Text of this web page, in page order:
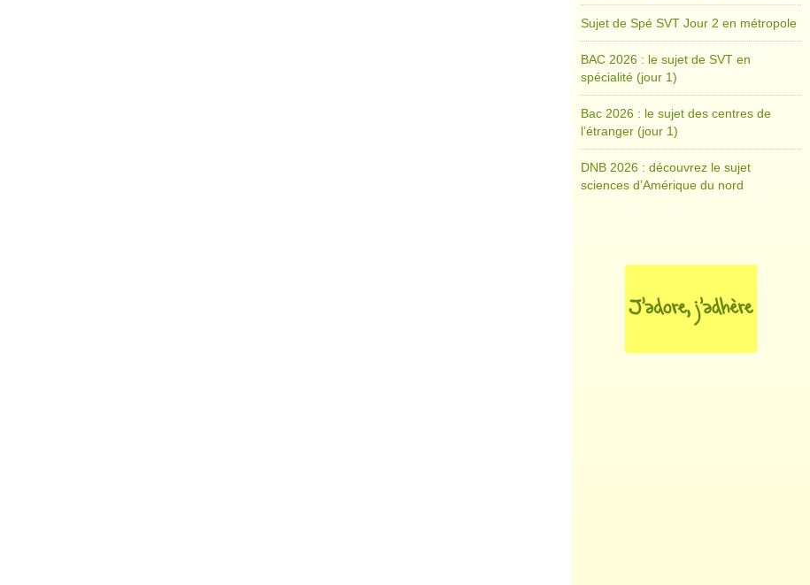
Sujet de Spé SVT Jour 2 en métropole
BAC 2026 : le sujet de SVT en
spécialité (jour 1)
Bac 2026 : le sujet des centres de
l’étranger (jour 1)
DNB 2026 : découvrez le sujet
sciences d’Amérique du nord